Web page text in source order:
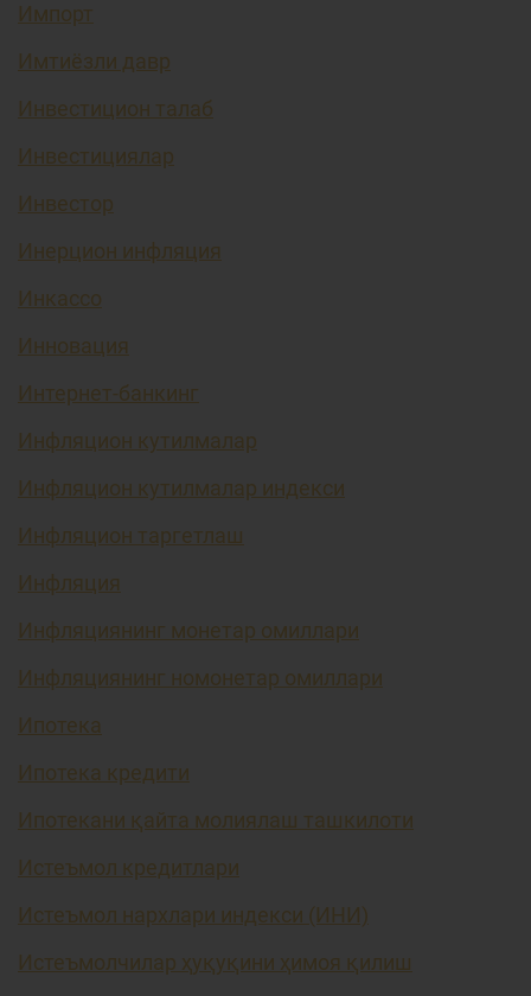
Импорт
Имтиёзли давр
Инвестицион талаб
Инвестициялар
Инвестор
Инерцион инфляция
Инкассо
Инновация
Интернет-банкинг
Инфляцион кутилмалар
Инфляцион кутилмалар индекси
Инфляцион таргетлаш
Инфляция
Инфляциянинг монетар омиллари
Инфляциянинг номонетар омиллари
Ипотека
Ипотека кредити
Ипотекани қайта молиялаш ташкилоти
Истеъмол кредитлари
Истеъмол нархлари индекси (ИНИ)
Истеъмолчилар ҳуқуқини ҳимоя қилиш